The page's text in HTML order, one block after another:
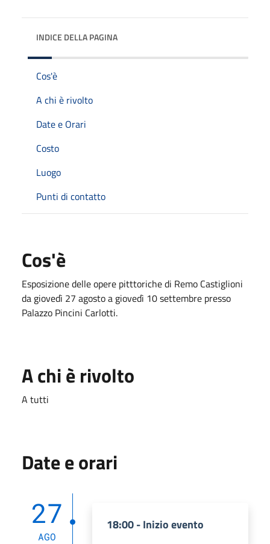
INDICE DELLA PAGINA
Cos'è
A chi è rivolto
Date e Orari
Costo
Luogo
Punti di contatto
Cos'è
Esposizione delle opere pitttoriche di Remo Castiglioni
da giovedì 27 agosto a giovedì 10 settembre presso
Palazzo Pincini Carlotti.
A chi è rivolto
A tutti
Date e orari
27
AGO
18:00 - Inizio evento